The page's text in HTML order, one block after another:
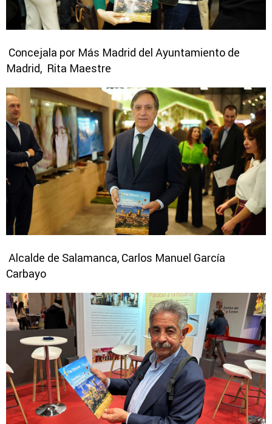
Concejala por Más Madrid del Ayuntamiento de
Madrid, Rita Maestre
Alcalde de Salamanca, Carlos Manuel García
Carbayo